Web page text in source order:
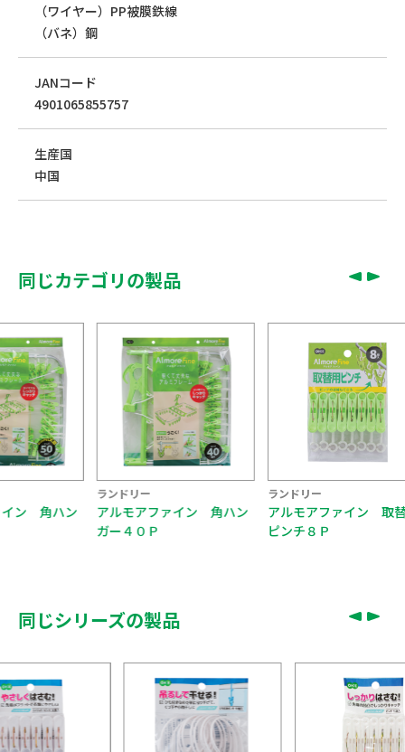
（ワイヤー）PP被膜鉄線
（バネ）鋼
JANコード
4901065855757
生産国
中国
同じカテゴリの製品
ファイン 角ハン
ランドリー
アルモアファイン 取替用
ピンチ８Ｐ
ランドリー
アルモアファイ
ガー２０Ｐ
同じシリーズの製品